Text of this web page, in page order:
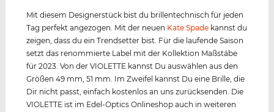
Mit diesem Designerstück bist du brillentechnisch für jeden
Tag perfekt angezogen. Mit der neuen Kate Spade kannst du
zeigen, dass du ein Trendsetter bist. Für die laufende Saison
setzt das renommierte Label mit der Kollektion Maßstäbe
für 2023. Von der VIOLETTE kannst Du auswählen aus den
Größen 49 mm, 51 mm. Im Zweifel kannst Du eine Brille, die
Dir nicht passt, einfach kostenlos an uns zurücksenden. Die
VIOLETTE ist im Edel-Optics Onlineshop auch in weiteren